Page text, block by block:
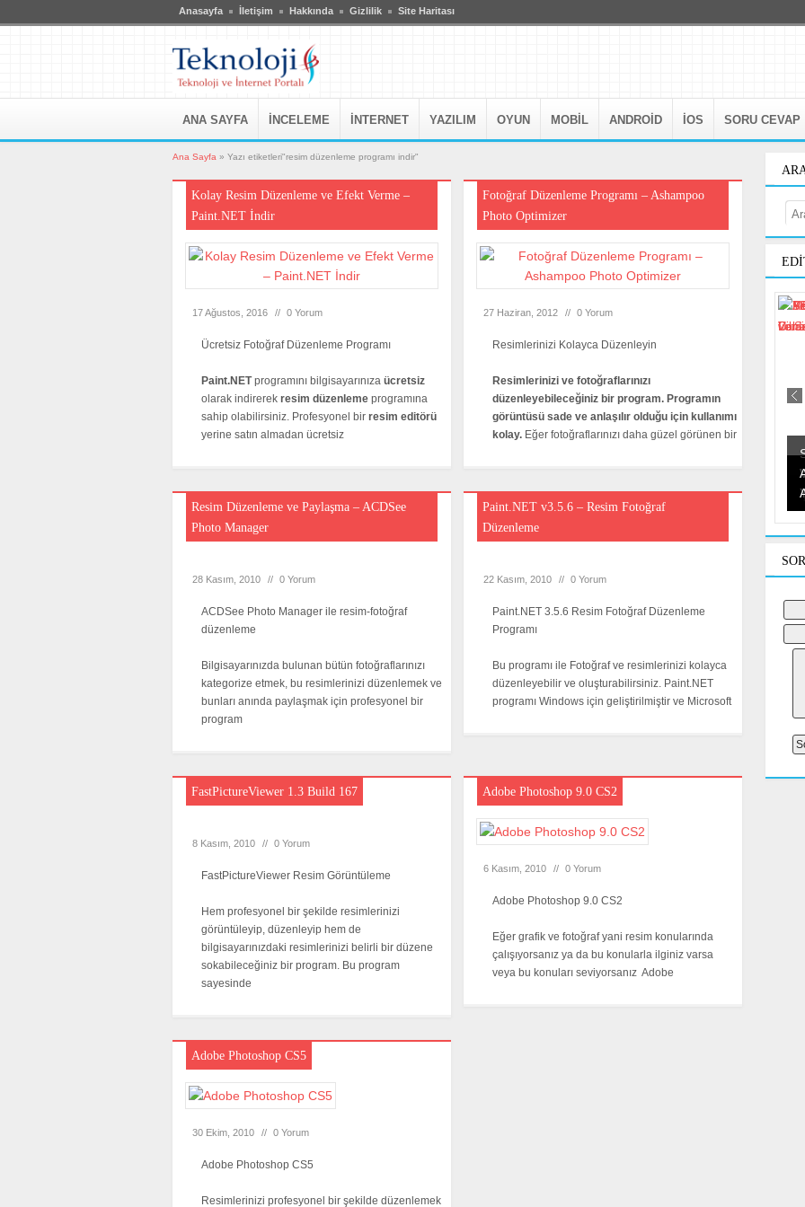
Anasayfa İletişim Hakkında Gizlilik Site Haritası
ANA SAYFA İNCELEME İNTERNET YAZILIM OYUN MOBIL ANDROID IOS SORU CEVAP
Ana Sayfa » Yazı etiketleri"resim düzenleme programı indir"
Kolay Resim Düzenleme ve Efekt Verme –
Paint.NET İndir
17 Ağustos, 2016 // 0 Yorum
Ücretsiz Fotoğraf Düzenleme Programı
Paint.NETprogramını bilgisayarınıza ücretsiz
olarak indirerek resim düzenleme programına
sahip olabilirsiniz. Profesyonel bir resim editörü
yerine satın almadan ücretsiz
Fotoğraf Düzenleme Programı – Ashampoo
Photo Optimizer
27 Haziran, 2012 // 0 Yorum
Resimlerinizi Kolayca Düzenleyin
Resimlerinizi ve fotoğraflarınızı
düzenleyebileceğiniz bir program. Programın
görüntüsü sade ve anlaşılır olduğu için kullanımı
kolay. Eğer fotoğraflarınızı daha güzel görünen bir
Resim Düzenleme ve Paylaşma – ACDSee
Photo Manager
28 Kasım, 2010 // 0 Yorum
ACDSee Photo Manager ile resim-fotoğraf
düzenleme
Bilgisayarınızda bulunan bütün fotoğraflarınızı
kategorize etmek, bu resimlerinizi düzenlemek ve
bunları anında paylaşmak için profesyonel bir
program
Paint.NET v3.5.6 – Resim Fotoğraf
Düzenleme
22 Kasım, 2010 // 0 Yorum
Paint.NET 3.5.6 Resim Fotoğraf Düzenleme
Programı
Bu programı ile Fotoğraf ve resimlerinizi kolayca
düzenleyebilir ve oluşturabilirsiniz. Paint.NET
programı Windows için geliştirilmiştir ve Microsoft
FastPictureViewer 1.3 Build 167
8 Kasım, 2010 // 0 Yorum
FastPictureViewer Resim Görüntüleme
Hem profesyonel bir şekilde resimlerinizi
görüntüleyip, düzenleyip hem de
bilgisayarınızdaki resimlerinizi belirli bir düzene
sokabileceğiniz bir program. Bu program
sayesinde
Adobe Photoshop 9.0 CS2
6 Kasım, 2010 // 0 Yorum
Adobe Photoshop 9.0 CS2
Eğer grafik ve fotoğraf yani resim konularında
çalışıyorsanız ya da bu konularla ilginiz varsa
veya bu konuları seviyorsanız Adobe
Adobe Photoshop CS5
30 Ekim, 2010 // 0 Yorum
Adobe Photoshop CS5
Resimlerinizi profesyonel bir şekilde düzenlemek